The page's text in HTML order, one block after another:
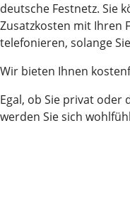
deutsche Festnetz. Sie
Zusatzkosten mit Ihren
telefonieren, solange
Wir bieten Ihnen
Egal, ob Sie privat oder
werden Sie sich